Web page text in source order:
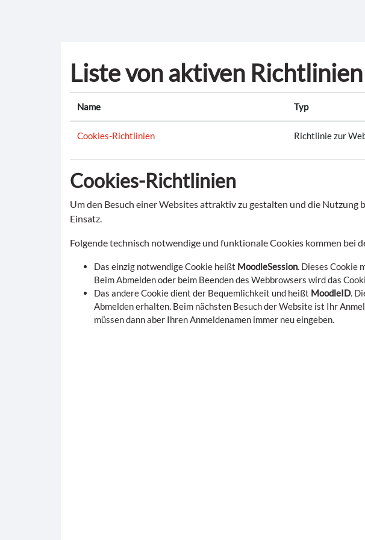
Liste von aktiven Richtlinien
Name Typ
Cookies-Richtlinien Richtlinie zur
Cookies-Richtlinien
Um den Besuch einer Websites attraktiv zu gestalten und die
Einsatz.
Folgende technisch notwendige und funktionale Cookies kommen bei
Das einzig notwendige Cookie heißt MoodleSession. Dieses Cookie
Beim Abmelden oder beim Beenden des Webbrowsers wird das
Das andere Cookie dient der Bequemlichkeit und heißt MoodleID.
Abmelden erhalten. Beim nächsten Besuch der Website ist Ihr
müssen dann aber Ihren Anmeldenamen immer neu eingeben.